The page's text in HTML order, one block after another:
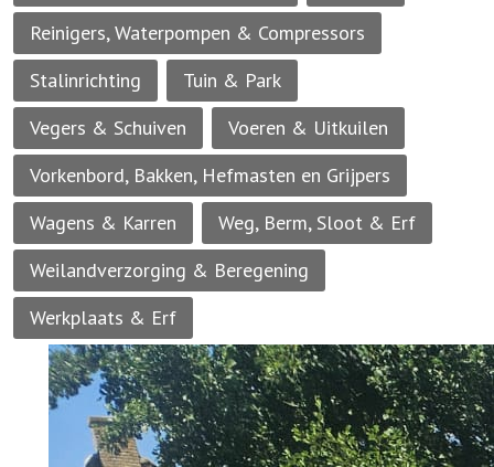
Reinigers, Waterpompen & Compressors
Stalinrichting
Tuin & Park
Vegers & Schuiven
Voeren & Uitkuilen
Vorkenbord, Bakken, Hefmasten en Grijpers
Wagens & Karren
Weg, Berm, Sloot & Erf
Weilandverzorging & Beregening
Werkplaats & Erf